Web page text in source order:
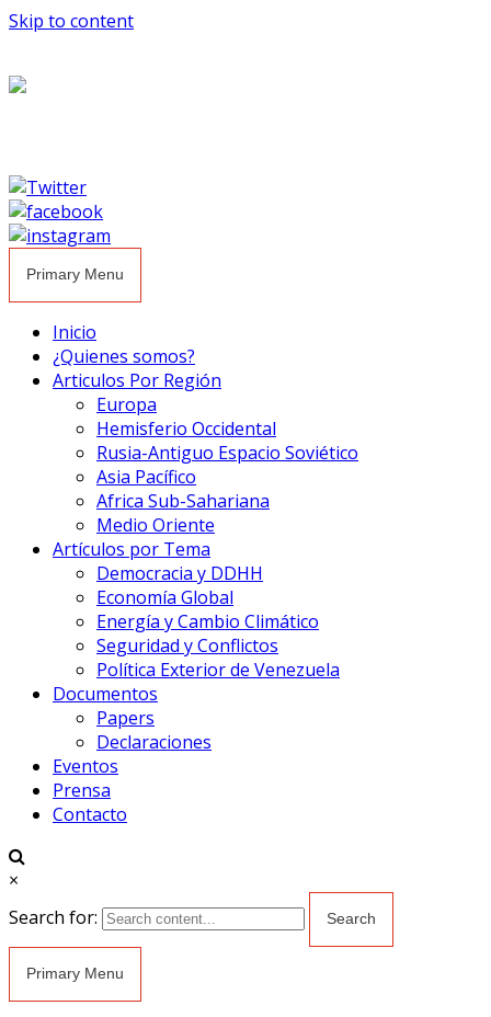
Skip to content
Primary Menu
Inicio
¿Quienes somos?
Articulos Por Región
Europa
Hemisferio Occidental
Rusia-Antiguo Espacio Soviético
Asia Pacífico
Africa Sub-Sahariana
Medio Oriente
Artículos por Tema
Democracia y DDHH
Economía Global
Energía y Cambio Climático
Seguridad y Conflictos
Política Exterior de Venezuela
Documentos
Papers
Declaraciones
Eventos
Prensa
Contacto
×
Search for:
Primary Menu